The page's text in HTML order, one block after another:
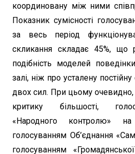
координовану між ними
Показник сумісності
за весь період
скликання складає 45%, що
подібність моделей
залі, ніж про усталену
двох сил. При цьому
критику більшості,
«Народного контролю»
голосуванням Об’єднання
голосуванням